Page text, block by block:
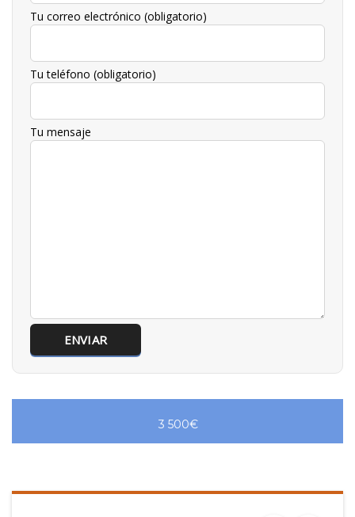
Tu correo electrónico (obligatorio)
Tu teléfono (obligatorio)
Tu mensaje
3 500€